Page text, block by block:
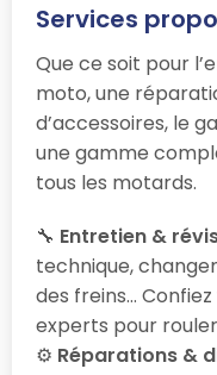
Services
Que ce soit pour
moto, une
d’accessoires, le
une gamme
tous les motards.
🔧 Entretien &
technique,
des freins…
experts pour
⚙️ Réparations &